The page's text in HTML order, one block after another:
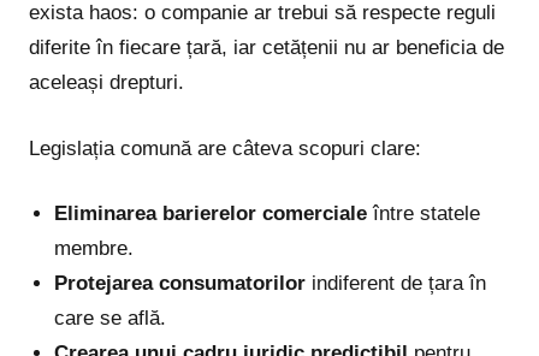
exista haos: o companie ar trebui să respecte reguli
diferite în fiecare țară, iar cetățenii nu ar beneficia de
aceleași drepturi.
Legislația comună are câteva scopuri clare:
Eliminarea barierelor comerciale între statele
membre.
Protejarea consumatorilor indiferent de țara în
care se află.